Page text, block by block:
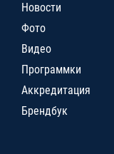
Новости
Фото
Видео
Программки
Аккредитация
Брендбук